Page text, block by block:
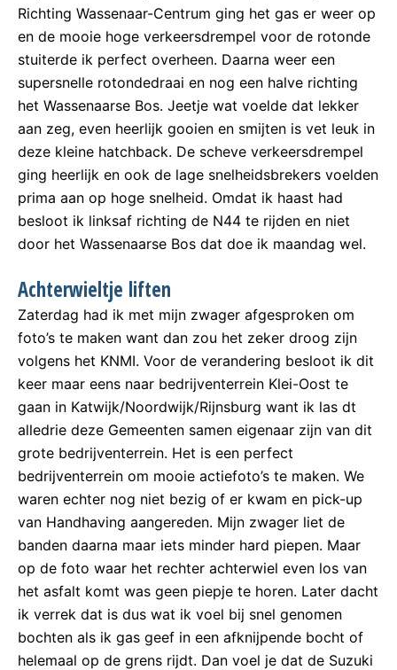
Richting Wassenaar-Centrum ging het gas er weer op
en de mooie hoge verkeersdrempel voor de rotonde
stuiterde ik perfect overheen. Daarna weer een
supersnelle rotondedraai en nog een halve richting
het Wassenaarse Bos. Jeetje wat voelde dat lekker
aan zeg, even heerlijk gooien en smijten is vet leuk in
deze kleine hatchback. De scheve verkeersdrempel
ging heerlijk en ook de lage snelheidsbrekers voelden
prima aan op hoge snelheid. Omdat ik haast had
besloot ik linksaf richting de N44 te rijden en niet
door het Wassenaarse Bos dat doe ik maandag wel.
Achterwieltje liften
Zaterdag had ik met mijn zwager afgesproken om
foto’s te maken want dan zou het zeker droog zijn
volgens het KNMI. Voor de verandering besloot ik dit
keer maar eens naar bedrijventerrein Klei-Oost te
gaan in Katwijk/Noordwijk/Rijnsburg want ik las dt
alledrie deze Gemeenten samen eigenaar zijn van dit
grote bedrijventerrein. Het is een perfect
bedrijventerrein om mooie actiefoto’s te maken. We
waren echter nog niet bezig of er kwam en pick-up
van Handhaving aangereden. Mijn zwager liet de
banden daarna maar iets minder hard piepen. Maar
op de foto waar het rechter achterwiel even los van
het asfalt komt was geen piepje te horen. Later dacht
ik verrek dat is dus wat ik voel bij snel genomen
bochten als ik gas geef in een afknijpende bocht of
helemaal op de grens rijdt. Dan voel je dat de Suzuki